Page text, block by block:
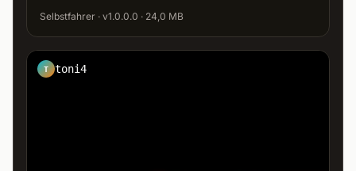
Selbstfahrer · v1.0.0.0 · 24,0 MB
T toni4